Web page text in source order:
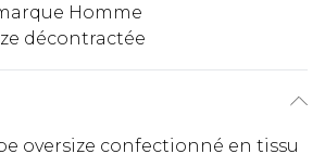
Homme
décontractée
oversize confectionné en tissu